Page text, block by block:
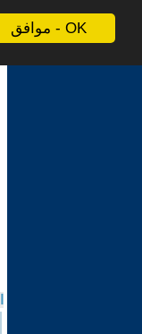
موافق - OK